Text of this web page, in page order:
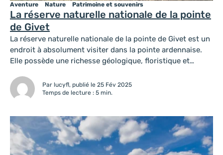
La réserve naturelle nationale de la pointe
de Givet
Aventure Nature Patrimoine et souvenirs
La réserve naturelle nationale de la pointe de Givet est un
endroit à absolument visiter dans la pointe ardennaise.
Elle possède une richesse géologique, floristique et
nationale se trouve dans la pointe de Givet, aux portes de
la Belgique. Elle a une superficie de 354 hectares. Cette
Par lucyfl, publié le 25 Fév 2025
Temps de lecture : 5 min.